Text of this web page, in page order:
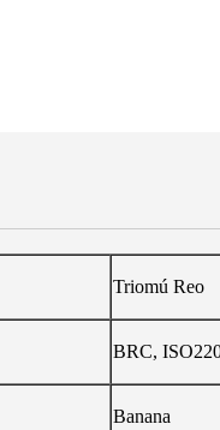
Triomú Reo
BRC,
Banana